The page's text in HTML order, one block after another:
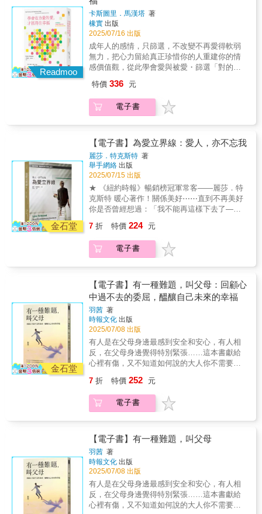
德兄的美好陪伴，造就的父子關係。——盧建
彰（作家）真正的對話，不是在同一頻道講
話，而是願意在不同頻率中聆聽。當父親願意
說出自己年少的迷惘、說出對兒子的歉疚；當
兒子願意開口說：我需要你、也想被理解——
那一刻，教養的課題就從「我教你」轉為「我
們一起」。——蔡淇華（惠文高中圖書館主
任、作家）◎熱情好評推薦文科教授-王文仁
家）李儀婷（薩提爾教養作家）郝旭烈（郝聲
音Podcast主持人）陳志恆（諮商心理師、教養
作家）黃國珍（品學堂創辦人暨閱讀理解學習
師、職場作家）（按姓氏筆畫排序）
放手，孩子才能勇敢前行；也提醒我們，在繁
忙匆促、講求速成的時代裡，唯有放下焦慮與
糾結，才能察覺沿途風景。在這個飛快而喧囂
的時代，慢下來，正視並傾聽自己內心的選
擇；並以祝福取代對立，幸福便不再是奇蹟。
◎特別撰文推薦這本書，無論從家德的角度出
發，還是從庭旭的眼裡透視，在在都可以看
永遠沒有絕對的模式，然而，從別人的個案，
我們確實也能勾勒出一些輪廓，一些條則，當
成我們的借鏡。——蔡詩萍（作家、台北市文
速度，我去學校跟同學跑就好了。」這段話，
我讀了，幾乎淚灑。實在太幸福了，我羨慕家
德兄的美好陪伴，造就的父子關係。——盧建
彰（作家）真正的對話，不是在同一頻道講
話，而是願意在不同頻率中聆聽。當父親願意
說出自己年少的迷惘、說出對兒子的歉疚；當
兒子願意開口說：我需要你、也想被理解——
那一刻，教養的課題就從「我教你」轉為「我
們一起」。——蔡淇華（惠文高中圖書館主
（作家、虎尾科大語言中心教授 ）吳淡如（作
家）李儀婷（薩提爾教養作家）郝旭烈（郝聲
音Podcast主持人）陳志恆（諮商心理師、教養
誌總編輯）劉克襄（作家）謝文憲（企業講
師、職場作家）（按姓氏筆畫排序）
恆問題」。從理解吵架的情緒到幫助夫妻辨認
這些無解卻必須共存的差異，並引導彼此傾聽
對方背後的「夢想」與「意義」——當我們願
意停下來問：「你為什麼這麼在意？」關係的
風景，也將改變。▍就算不夠完美，也能一起
向前走最後，本書作者張雅淳、邱惠振二位心
理師將透過建立「家庭儀式」與「關係象
徵」，讓教養不再成為夫妻爭執的戰場，而是
「我也可能會犯錯」，這些簡單的行動，都是
愛的語言。本書不是教你如何成為完美父母，
而是邀請你和伴侶重新成為彼此的神隊友。即
解、願意修補，關係就有重生的可能。▍專業
推薦張瑞如 彰化縣國小退休校長盧永盛 前臺中
律師公會理事長戴秉珊 樹德科技大學兒童與家
庭服務系助理教授魏麗敏 國立台中教育大學退
休教授
癒與自我重建的觀點，幫助讀者走出陰影，建
立健康的自我認同與人際關係。這本書，寫給
所有曾因父親的缺席或失衡而受傷的人。如果
你的父親曾經缺席，或者他的愛讓你感到沉
重、無法喘息，那麼這本書將幫助你理解自己
的情感困境，找到療癒的出口。【暖心推薦】
蘇絢慧 諮商心理師、作家
父職功能弱化，越來越多孩子在「無父環境」
下成長。心理學研究顯示，父親的缺席會讓孩
子缺乏安全感、自信心不足，甚至在人際關係
中反覆遭遇挫折。更嚴重的是，父愛的失衡可
能導致孩子日後對權威的恐懼、極端的順從或
叛逆，甚至影響他們建立穩定的親密關係。◎
父親缺席的社會現象：為何全球越來越多家庭
出現「無父狀態」？這對孩子的心理發展有何
安型、自愛型、過度完美型，各類父親如何影
響孩子的成長？◎父職的生物學與心理學基
礎：男性與女性不同，無法在生物學行為中與
母愛在本質上不同？◎我們該如何療癒自己？
針對「父親病」帶來的影響，本書提供心理療
癒與自我重建的觀點，幫助讀者走出陰影，建
立健康的自我認同與人際關係。這本書，寫給
所有曾因父親的缺席或失衡而受傷的人。如果
你的父親曾經缺席，或者他的愛讓你感到沉
重、無法喘息，那麼這本書將幫助你理解自己
洪仲清 臨床心理師楊聰財 楊聰才身心診所院長
蘇絢慧 諮商心理師、作家
Readmoo
卡斯圖里．馬漢塔 著
橡實 出版
2025/07/16 出版
成年人的感情，只篩選，不改變不再愛得軟弱
無力，把心力留給真正珍惜你的人重建你的情
感價值觀，從此學會愛與被愛・篩選「對的
標・如何落實「愛的五種語言」，讓對方感受
到你的愛・討好型、焦慮型、迴避型的依附關
係，如何自我療癒有時候，我們太過專注在付
只是一昧付出，期望有一天也會得到回報。這
種「沒有力量的愛」，不但寵壞了對方，也在
心中累積怨懟的種子。維繫一段健康的關係，
需要兩個具備「有力量的愛」的人，愛得有力
量──有底氣說「不」，有底氣說「要」，才是
獲得幸福的關鍵。【本書簡介】你的關係總是
以痛苦和失望結尾嗎？本書作者從心理治療師
的角度，揭露我們在感情中常遇到的盲點與問
題。透過實際案例分析，解釋人們在戀愛時，
過程、到後續維持，本書提供了縱貫性的完整
建議。書中羅列出紅旗、綠旗、米色旗等行為
指標，用以觀察對方是否具備經營健康關係的
起力量的深層原因，進而達到自我成長與改
變。本書附有十一個愛與被愛的練習，幫助我
們識別伴侶和自己的感情模式，包括：認識自
己的需求、愛的語言、關係信念、壓力反應、
心理負荷等等，並進一步解開問題的癥結，最
終能維繫一段健康且令人滿足的關係。【重建
情感價值觀，培養有力量的愛】（Ｘ）真愛就
應該是不費吹灰之力，且輕鬆自在的（Ｏ）所
來維持（Ｘ）我的伴侶應該認可我的價值，並
給我幸福（Ｏ）我的價值和幸福都該是我要給
自己的，不需依賴伴侶來成就（Ｘ）衝突是關
係失敗的跡象（Ｏ）衝突是成長與相互理解的
要能夠知道我的喜好，不需要我來告訴他們
（Ｏ）期待伴侶有讀心術是不切實際的，清楚
表達需求是自己的責任（Ｘ）如果我的伴侶真
的愛我，就會改變自己來符合我的期待（Ｏ）
期待伴侶改變是一種幻想，我們只能選擇是否
接納實際的情況【五種愛的語言，實踐有力量
的愛】肯定的話語（Ｏ）在艱難的時刻表達對
伴侶能力的信心（Ｏ）對伴侶的外表、性格或
特價 336 元
電子書
金石堂
【電子書】為愛立界線：愛人，亦不忘我
麗莎．特克斯特 著
舉手網絡 出版
2025/07/15 出版
★ 《紐約時報》暢銷榜冠軍常客——麗莎．特
克斯特 暖心著作！關係美好⋯⋯直到不再美好
你是否曾經想過：「我不能再這樣下去了——
修復這段關係，但沒有任何效果；我擔心我正
在變成一個連我自己都不喜歡的人」？甚至
是：「我愛這個人，但這段關係真的快讓我撐
部分，你再怎麼努力也無法單靠自己修復一
切。那接下來怎麼辦？多年來，我一直掙扎於
這些問題，乃至更多。我在個人層面上深刻理
解這種與功能失調的關係。雖然你的情況細節
可能與我不同，但我想成為那位以同理心陪伴
你的朋友， 向你展示設立界線並不是不愛，說
再見也不是不符合基督教義。實際上，這些可
能是你需要完全接納的缺失部分，以便能好好
地愛人且在過程中不迷失自我。我想你會很欣
慰地發現，界線不單是個好主意——它們是上
我會一路陪伴你。你最在乎的就是挽救這段關
係，並讓它變得更好。但你終於明白：如果對
方不想改變，你根本無法改變他們。現在的狀
瘋了的人。朋友， 你可能心碎欲絕。你可能悲
傷不已。你可能感到恐懼，甚至憤怒。你可能
執著於想要修復那些不在你能力範圍內可以修
復的事。但你並沒有發瘋。如果你聞到煙硝
味，那必定有火。而在這個時候，唯一合理的
選擇就是——要麼滅火，要麼遠離火場。設定
界線是不愛或自私的表現嗎？當一段關係已不
7 折 特價 224 元
電子書
金石堂
【電子書】有一種難題，叫父母：回顧心
中過不去的委屈，醞釀自己未來的幸福
羽茜 著
時報文化 出版
2025/07/08 出版
有人是在父母身邊最感到安全和安心，有人相
反，在父母身邊覺得特別緊張……這本書獻給
心裡有傷，又不知道如何說的大人你不需要答
為何你總是感覺要很努力，才能得到父母的
愛？為何習慣了以父母心情為優先，才思考自
己想要什麼？又是從什麼時候開始，把父母情
與父母的關係是生命中最早的課題，但不是一
輩子都要答對的難題在成長過程中，那些父母
從未道破的冷漠、責任轉嫁與偏心對待，是否
在你心裡留下一道道隱性傷痕？也悄悄改寫了
你看待自己的方式，甚至讓你質疑「是不是我
不夠好，才不值得被愛？」本書寫給曾在家庭
中受傷、正在努力擺脫內在枷鎖的人，作者羽
茜以溫柔但直視的筆觸，陪伴你回望家庭中難
7 折 特價 252 元
電子書
【電子書】有一種難題，叫父母
羽茜 著
時報文化 出版
2025/07/08 出版
有人是在父母身邊最感到安全和安心，有人相
反，在父母身邊覺得特別緊張……這本書獻給
心裡有傷，又不知道如何說的大人你不需要答